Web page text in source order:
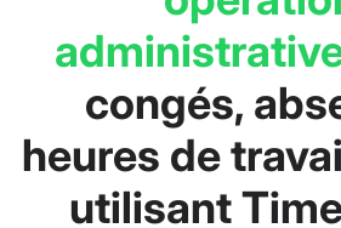
congés,
heures de
utilisant